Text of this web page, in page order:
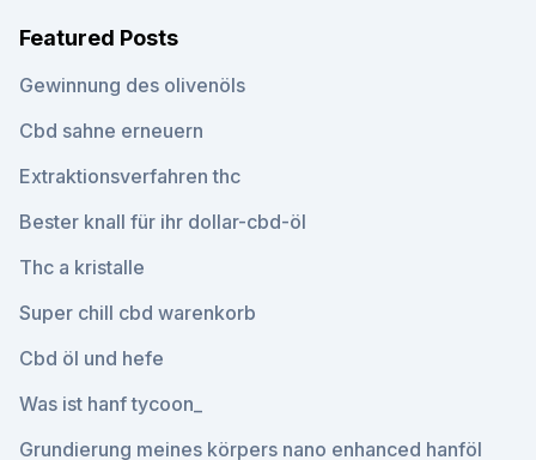
Featured Posts
Gewinnung des olivenöls
Cbd sahne erneuern
Extraktionsverfahren thc
Bester knall für ihr dollar-cbd-öl
Thc a kristalle
Super chill cbd warenkorb
Cbd öl und hefe
Was ist hanf tycoon_
Grundierung meines körpers nano enhanced hanföl